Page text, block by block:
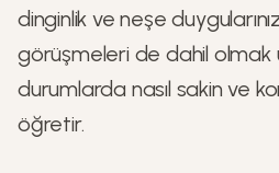
dinginlik ve neşe
görüşmeleri de dahil olmak
durumlarda nasıl sakin ve
öğretir.